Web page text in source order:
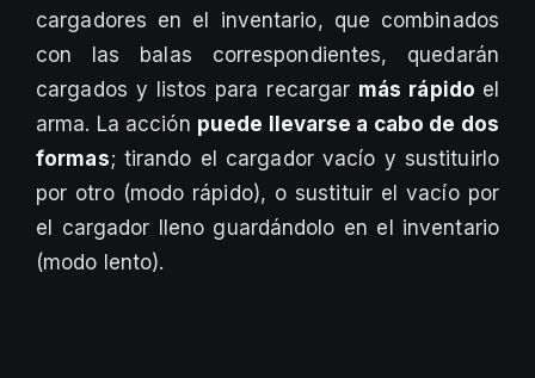
cargadores en el inventario, que combinados
con las balas correspondientes, quedarán
cargados y listos para recargar más rápido el
arma. La acción puede llevarse a cabo de dos
formas; tirando el cargador vacío y sustituirlo
por otro (modo rápido), o sustituir el vacío por
el cargador lleno guardándolo en el inventario
(modo lento).